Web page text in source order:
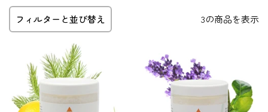
フィルターと並び替え 3の商品を表示